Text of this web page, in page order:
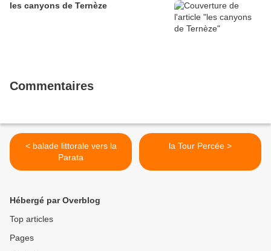
les canyons de Ternèze
Commentaires
< balade littorale vers la
Parata
la Tour Percée >
Hébergé par Overblog
Top articles
Pages